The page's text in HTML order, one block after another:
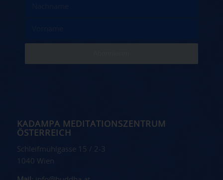
KADAMPA MEDITATIONSZENTRUM
ÖSTERREICH
Schleifmühlgasse 15 / 2-3
1040 Wien